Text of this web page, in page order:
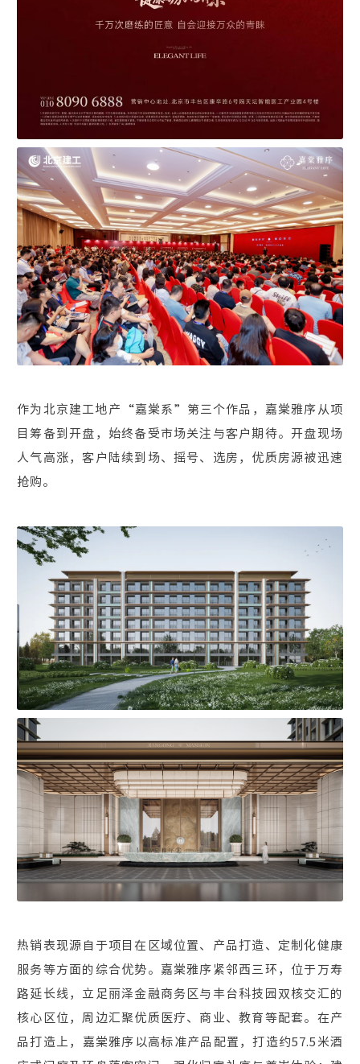
作为北京建工地产“嘉棠系”第三个作品，嘉棠雅序从项
目筹备到开盘，始终备受市场关注与客户期待。开盘现场
人气高涨，客户陆续到场、摇号、选房，优质房源被迅速
抢购。
热销表现源自于项目在区域位置、产品打造、定制化健康
服务等方面的综合优势。嘉棠雅序紧邻西三环，位于万寿
路延长线，立足丽泽金融商务区与丰台科技园双核交汇的
核心区位，周边汇聚优质医疗、商业、教育等配套。在产
品打造上，嘉棠雅序以高标准产品配置，打造约57.5米酒